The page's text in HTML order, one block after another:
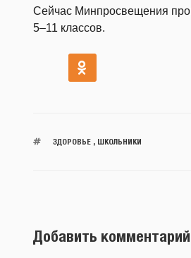
Сейчас Минпросвещения
5–11 классов.
ЗДОРОВЬЕ, ШКОЛЬНИКИ
Добавить комментарий